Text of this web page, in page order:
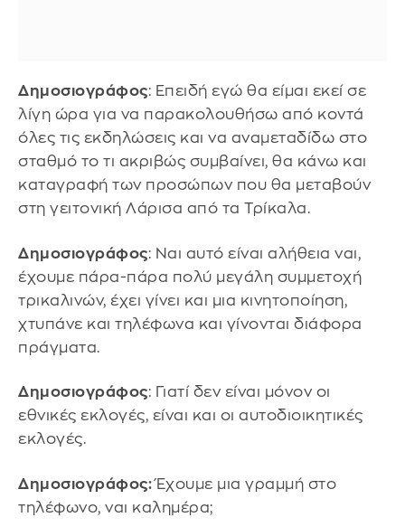
Δημοσιογράφος: Επειδή εγώ θα είμαι εκεί σε
λίγη ώρα για να παρακολουθήσω από κοντά
όλες τις εκδηλώσεις και να αναμεταδίδω στο
σταθμό το τι ακριβώς συμβαίνει, θα κάνω και
καταγραφή των προσώπων που θα μεταβούν
στη γειτονική Λάρισα από τα Τρίκαλα.
Δημοσιογράφος: Ναι αυτό είναι αλήθεια ναι,
έχουμε πάρα-πάρα πολύ μεγάλη συμμετοχή
τρικαλινών, έχει γίνει και μια κινητοποίηση,
χτυπάνε και τηλέφωνα και γίνονται διάφορα
πράγματα.
Δημοσιογράφος: Γιατί δεν είναι μόνον οι
εθνικές εκλογές, είναι και οι αυτοδιοικητικές
εκλογές.
Δημοσιογράφος:Έχουμε μια γραμμή στο
τηλέφωνο, ναι καλημέρα;